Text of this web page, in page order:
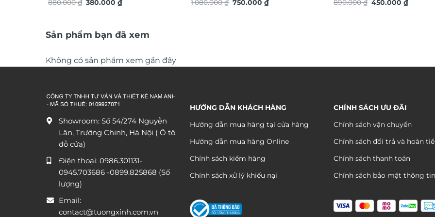
880.000₫ Giá
380.000₫Giá
380.000 ₫.
chuyển động trang trí nội thất độc
1.080.000₫ Giá
750.000₫Giá
TG4917S
890.000₫ Giá
450.000₫Giá
Sản phẩm bạn đã xem
Không có sản phẩm xem gần đây
Showroom: Số 54/274 Nguyễn
Lân, Trường Chinh, Hà Nội ( Ô tô
đỗ cửa)
Điện thoại: 0986.301131-
0945.703686 -0899.825868 (Số
lượng)
Email:
contact@tuongxinh.com.vn
HƯỚNG DẪN KHÁCH HÀNG
Hướng dẫn mua hàng tại cửa hàng
Hướng dẫn mua hàng Online
Chính sách kiểm hàng
Chính sách xử lý khiếu nại
CHÍNH SÁCH ƯU ĐÃI
Chính sách vận chuyển
Chính sách đổi trả và hoàn
Chính sách thanh toán
Chính sách bảo mật thông tin